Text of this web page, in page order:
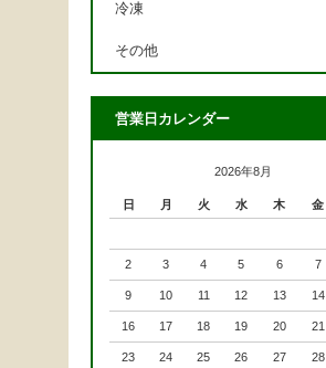
冷凍
その他
営業日カレンダー
2026年8月
日 月 火 水 木 金
2 3 4 5 6 7
9 10 11 12 13 14
16 17 18 19 20 21
23 24 25 26 27 28